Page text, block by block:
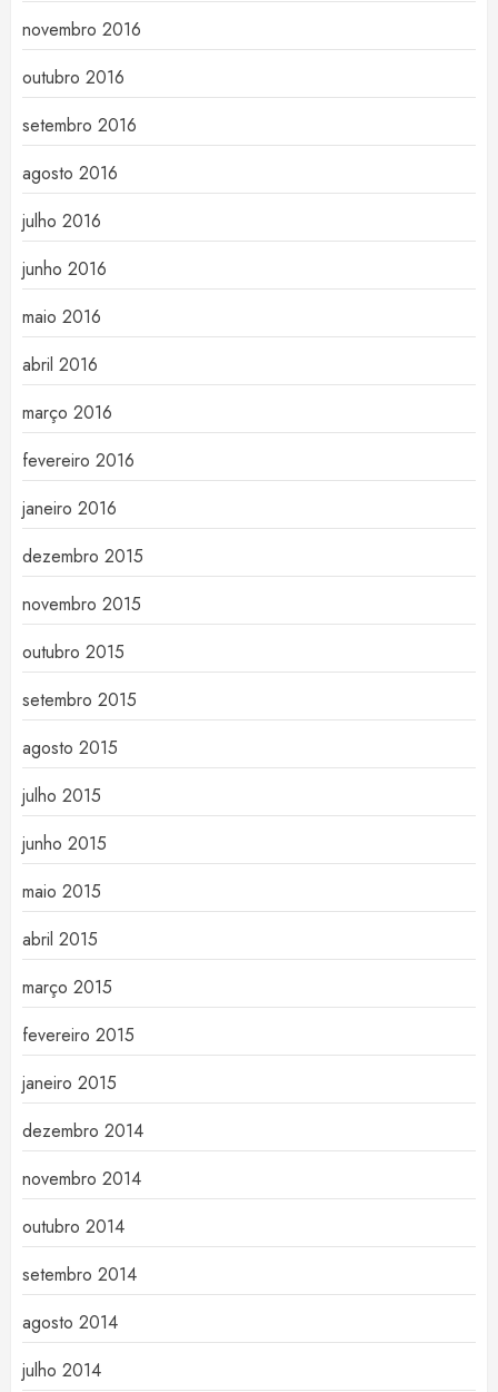
novembro 2016
outubro 2016
setembro 2016
agosto 2016
julho 2016
junho 2016
maio 2016
abril 2016
março 2016
fevereiro 2016
janeiro 2016
dezembro 2015
novembro 2015
outubro 2015
setembro 2015
agosto 2015
julho 2015
junho 2015
maio 2015
abril 2015
março 2015
fevereiro 2015
janeiro 2015
dezembro 2014
novembro 2014
outubro 2014
setembro 2014
agosto 2014
julho 2014